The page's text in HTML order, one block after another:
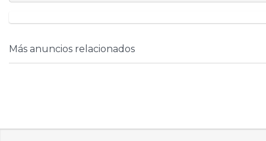
Más anuncios relacionados